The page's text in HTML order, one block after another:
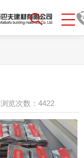
览次数：4422